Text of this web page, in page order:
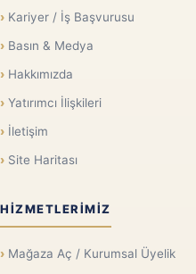
Kariyer / İş Başvurusu
Basın & Medya
Hakkımızda
Yatırımcı İlişkileri
İletişim
Site Haritası
HIZMETLERIMIZ
Mağaza Aç / Kurumsal Üyelik